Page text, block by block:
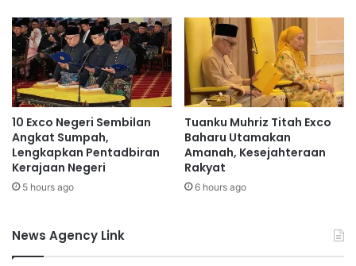
i
a
,
w
a
n
i
t
a
d
a
u
k
p
a
d
a
1
4
7
s
y
a
r
a
t
10 Exco Negeri Sembilan
Angkat Sumpah,
Lengkapkan Pentadbiran
Kerajaan Negeri
5 hours ago
Tuanku Muhriz Titah Exco
Baharu Utamakan
Amanah, Kesejahteraan
Rakyat
6 hours ago
News Agency Link